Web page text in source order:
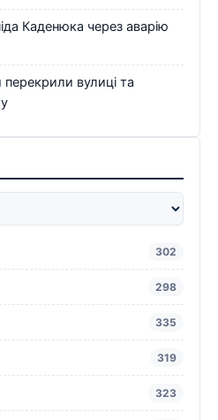
Каденюка через аварію
перекрили вулиці та
302
298
335
319
323